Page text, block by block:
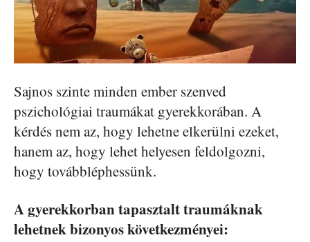
Sajnos szinte minden ember szenved
pszichológiai traumákat gyerekkorában. A
kérdés nem az, hogy lehetne elkerülni ezeket,
hanem az, hogy lehet helyesen feldolgozni,
hogy továbbléphessünk.
A gyerekkorban tapasztalt traumáknak
lehetnek bizonyos következményei: